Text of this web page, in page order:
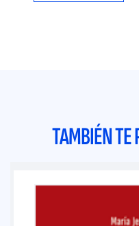
TAMBIÉN TE